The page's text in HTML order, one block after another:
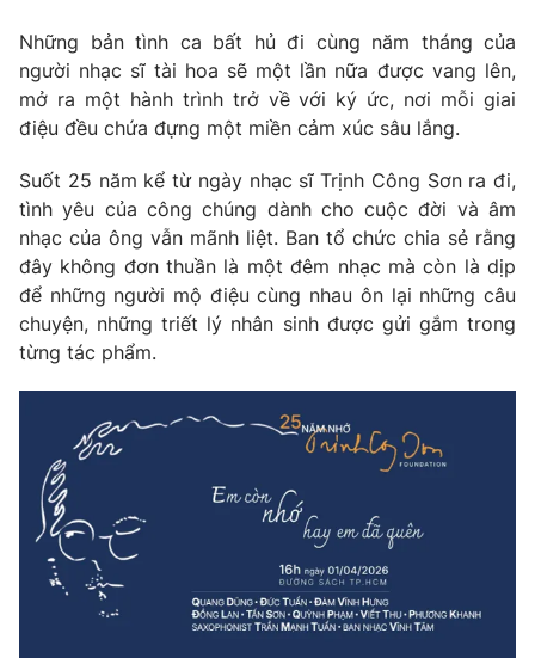
VTV9 VTV8
Liên hệ tòa soạn English
THỜI BÁO VTV
Theo dõi báo trên
Cơ quan chủ quản:Đài Truyền hình Việt Nam
Cơ quan báo chí:
Giấy phép hoạt động báo in và báo điện tử số 483/GP-BTTTT
cấp ngày 29/12/2023
Tổng Biên tập:
Phó Tổng Biên tập:
Nguyễn Thị Mỹ Hạnh, Phạm Quốc Thắng,
Nguyễn Trọng Ninh
024.38 355 931 - 024.38 355 932
Những bản tình ca bất hủ đi cùng năm tháng của
người nhạc sĩ tài hoa sẽ một lần nữa được vang lên,
mở ra một hành trình trở về với ký ức, nơi mỗi giai
điệu đều chứa đựng một miền cảm xúc sâu lắng.
Suốt 25 năm kể từ ngày nhạc sĩ Trịnh Công Sơn ra đi,
tình yêu của công chúng dành cho cuộc đời và âm
nhạc của ông vẫn mãnh liệt. Ban tổ chức chia sẻ rằng
đây không đơn thuần là một đêm nhạc mà còn là dịp
để những người mộ điệu cùng nhau ôn lại những câu
chuyện, những triết lý nhân sinh được gửi gắm trong
từng tác phẩm.